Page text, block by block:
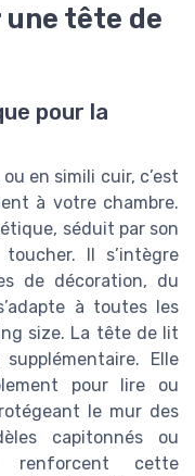
tête de
pour la
en simili cuir, c’est
à votre chambre.
séduit par son
Il s’intègre
de décoration, du
à toutes les
size. La tête de lit
Elle
pour lire ou
le mur des
capitonnés ou
renforcent cette